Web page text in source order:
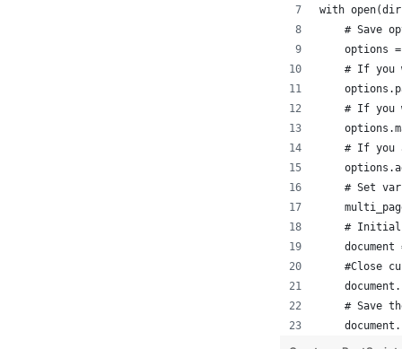
with open(dir
# Save
options
# If you
# If you
# If you
# Set
#
document
#Close
# Save